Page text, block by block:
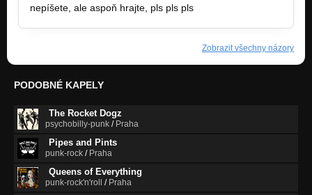
nepíšete, ale aspoň hrajte, pls pls pls
Zobrazit všechny názory
PODOBNÉ KAPELY
The Rocket Dogz
psychobilly-punk / Praha
Pipes and Pints
punk-rock / Praha
Queens of Everything
punk-rock'n'roll / Praha